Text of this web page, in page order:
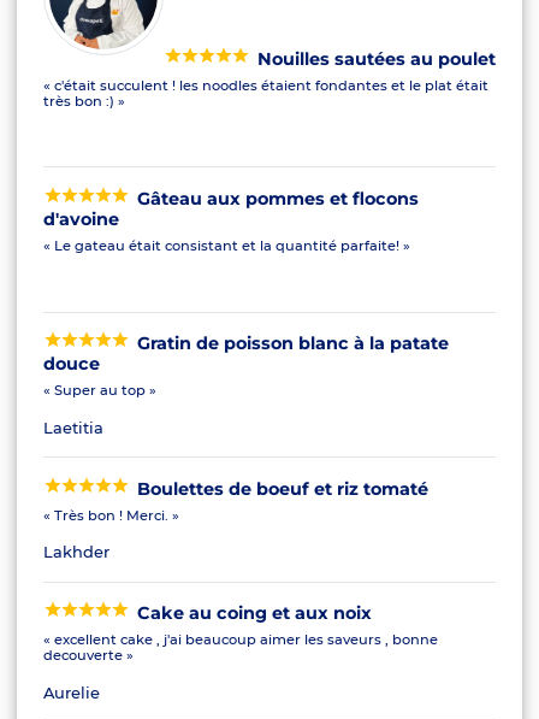
Nouilles sautées au poulet
« c'était succulent ! les noodles étaient fondantes et le plat était
très bon :) »
Gâteau aux pommes et flocons
d'avoine
« Le gateau était consistant et la quantité parfaite! »
Gratin de poisson blanc à la patate
douce
« Super au top »
Laetitia
Boulettes de boeuf et riz tomaté
« Très bon ! Merci. »
Lakhder
Cake au coing et aux noix
« excellent cake , j'ai beaucoup aimer les saveurs , bonne
decouverte »
Aurelie